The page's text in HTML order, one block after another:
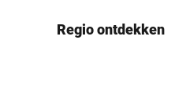
Regio ontdekken